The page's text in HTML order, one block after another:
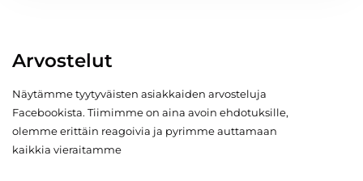
Arvostelut
Näytämme tyytyväisten asiakkaiden arvosteluja
Facebookista. Tiimimme on aina avoin ehdotuksille,
olemme erittäin reagoivia ja pyrimme auttamaan
kaikkia vieraitamme